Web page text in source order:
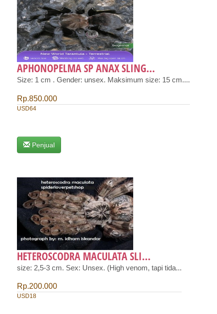
APHONOPELMA SP ANAX SLING...
Size: 1 cm . Gender: unsex. Maksimum size: 15 cm....
Rp.850.000
USD64
Penjual
HETEROSCODRA MACULATA SLI...
size: 2,5-3 cm. Sex: Unsex. (High venom, tapi tida...
Rp.200.000
USD18